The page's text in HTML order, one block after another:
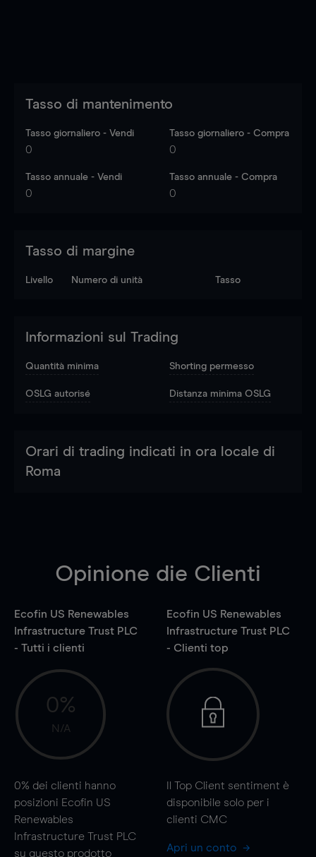
Tasso di mantenimento
Tasso giornaliero - Vendi
0
Tasso giornaliero - Compra
0
Tasso annuale - Vendi
0
Tasso annuale - Compra
0
Tasso di margine
Livello Numero di unità Tasso
Informazioni sul Trading
Quantità minima Shorting permesso
OSLG autorisé Distanza minima OSLG
Orari di trading indicati in ora locale di
Roma
Opinione die Clienti
Ecofin US Renewables
Infrastructure Trust PLC
- Tutti i clienti
0%
N/A
0% dei clienti hanno
posizioni Ecofin US
Renewables
Infrastructure Trust PLC
su questo prodotto
Ecofin US Renewables
Infrastructure Trust PLC
- Clienti top
Il Top Client sentiment è
disponibile solo per i
clienti CMC
Apri un conto